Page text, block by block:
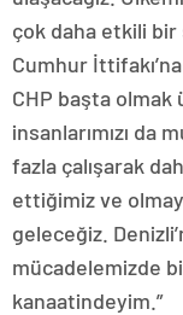
çok daha etkili
Cumhur
CHP başta
insanlarımızı da
fazla çalışarak
ettiğimiz ve
geleceğiz.
mücadelemizde
kanaatindeyim.”